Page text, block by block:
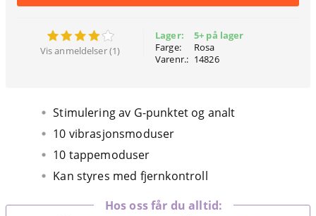
Vis anmeldelser (1)
Lager:
Farge:
Varenr.:
5+ på lager
Rosa
14826
Stimulering av G-punktet og analt
10 vibrasjonsmoduser
10 tappemoduser
Kan styres med fjernkontroll
Hos oss får du alltid: